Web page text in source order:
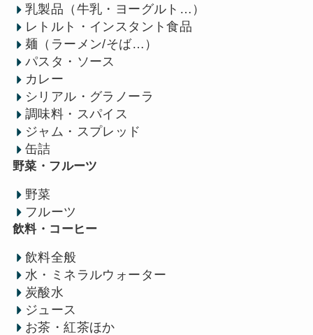
乳製品（牛乳・ヨーグルト…）
レトルト・インスタント食品
麺（ラーメン/そば…）
パスタ・ソース
カレー
シリアル・グラノーラ
調味料・スパイス
ジャム・スプレッド
缶詰
野菜・フルーツ
野菜
フルーツ
飲料・コーヒー
飲料全般
水・ミネラルウォーター
炭酸水
ジュース
お茶・紅茶ほか